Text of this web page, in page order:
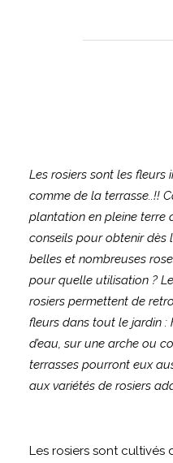
Les rosiers sont les
comme de la terrasse..!!
plantation en pleine terre
conseils pour obtenir dès
belles et nombreuses
pour quelle utilisation ?
rosiers permettent de
fleurs dans tout le jardin :
d’eau, sur une arche ou
terrasses pourront eux
aux variétés de rosiers
Les rosiers sont cultivés